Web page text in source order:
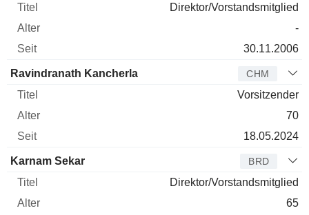
Direktor/Vorstandsmitglied
-
30.11.2006
Ravindranath Kancherla CHM
Vorsitzender
70
18.05.2024
Karnam Sekar BRD
Direktor/Vorstandsmitglied
65